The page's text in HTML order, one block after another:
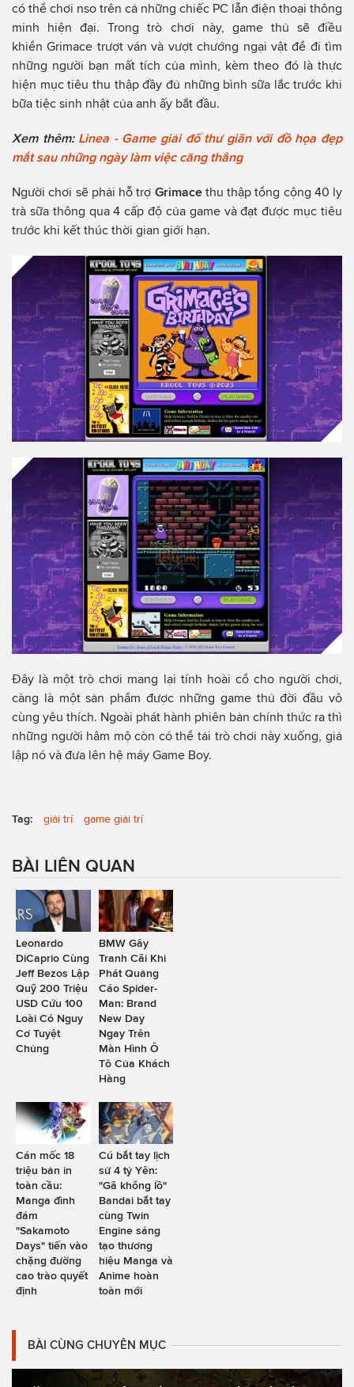
có thể chơi nso trên cả những chiếc PC lẫn điện thoại thông
minh hiện đại. Trong trò chơi này, game thủ sẽ điều
khiển Grimace trượt ván và vượt chướng ngại vật để đi tìm
những người bạn mất tích của mình, kèm theo đó là thực
hiện mục tiêu thu thập đầy đủ những bình sữa lắc trước khi
bữa tiệc sinh nhật của anh ấy bắt đầu.
Xem thêm: Linea - Game giải đố thư giãn với đồ họa đẹp
mắt sau những ngày làm việc căng thẳng
Người chơi sẽ phải hỗ trợ Grimace thu thập tổng cộng 40 ly
trà sữa thông qua 4 cấp độ của game và đạt được mục tiêu
trước khi kết thúc thời gian giới hạn.
Đây là một trò chơi mang lại tính hoài cổ cho người chơi,
càng là một sản phẩm được những game thủ đời đầu vô
cùng yêu thích. Ngoài phát hành phiên bản chính thức ra thì
những người hâm mộ còn có thể tải trò chơi này xuống, giả
lập nó và đưa lên hệ máy Game Boy.
Tag: giải trí game giải trí
BÀI LIÊN QUAN
Leonardo
DiCaprio Cùng
Jeff Bezos Lập
Quỹ 200 Triệu
USD Cứu 100
Loài Có Nguy
Cơ Tuyệt
Chủng
BMW Gây
Tranh Cãi Khi
Phát Quảng
Cáo Spider-
Man: Brand
New Day
Ngay Trên
Màn Hình Ô
Tô Của Khách
Hàng
Cán mốc 18
triệu bản in
toàn cầu:
Manga đình
đám
"Sakamoto
Days" tiến vào
chặng đường
cao trào quyết
định
Cú bắt tay lịch
sử 4 tỷ Yên:
"Gã khổng lồ"
Bandai bắt tay
cùng Twin
Engine sáng
tạo thương
hiệu Manga và
Anime hoàn
toàn mới
BÀI CÙNG CHUYÊN MỤC